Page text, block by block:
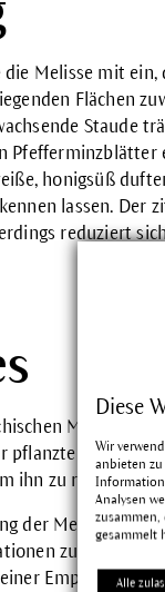
Diese
Wir
anbieten
Analysen
gesammelt
Alle
Melisse mit
Flächen
Staude
honigsüß
lassen. Der
reduziert
Melissa =
pflanzten die
ihn zu reinigen.
der Melisse
zu finden
Empfehlung